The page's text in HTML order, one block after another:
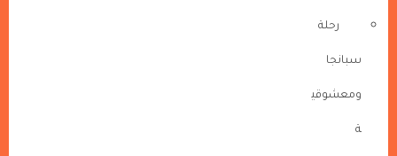
رحلة
سبانجا
ومعشوقي
ة